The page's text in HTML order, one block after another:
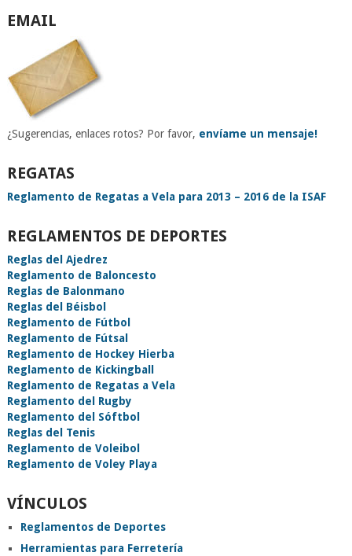
EMAIL
¿Sugerencias, enlaces rotos? Por favor, envíame un mensaje!
REGATAS
Reglamento de Regatas a Vela para 2013 – 2016 de la ISAF
REGLAMENTOS DE DEPORTES
Reglas del Ajedrez
Reglamento de Baloncesto
Reglas de Balonmano
Reglas del Béisbol
Reglamento de Fútbol
Reglamento de Fútsal
Reglamento de Hockey Hierba
Reglamento de Kickingball
Reglamento de Regatas a Vela
Reglamento del Rugby
Reglamento del Sóftbol
Reglas del Tenis
Reglamento de Voleibol
Reglamento de Voley Playa
VÍNCULOS
Reglamentos de Deportes
Herramientas para Ferretería